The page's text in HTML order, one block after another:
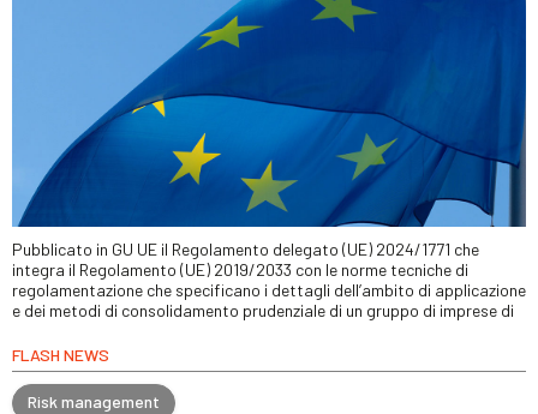
Pubblicato in GU UE il Regolamento delegato (UE) 2024/1771 che
integra il Regolamento (UE) 2019/2033 con le norme tecniche di
regolamentazione che specificano i dettagli dell’ambito di applicazione
e dei metodi di consolidamento prudenziale di un gruppo di imprese di
FLASH NEWS
Risk management